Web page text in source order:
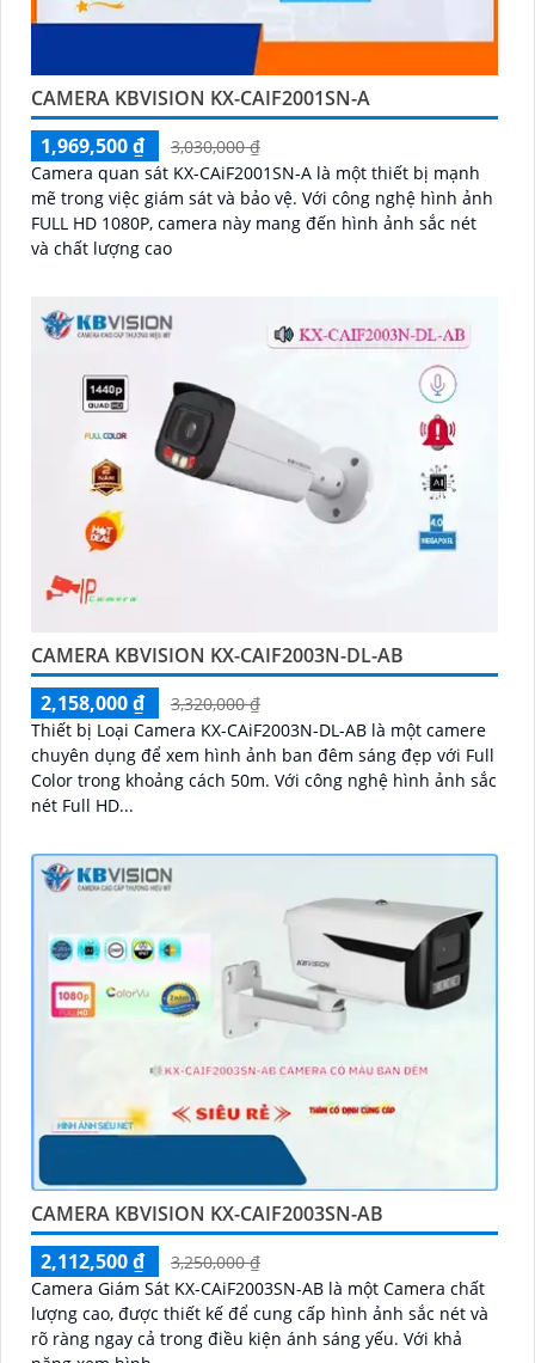
CAMERA KBVISION KX-CAIF2001SN-A
1,969,500 ₫
3,030,000 ₫
Camera quan sát KX-CAiF2001SN-A là một thiết bị mạnh
mẽ trong việc giám sát và bảo vệ. Với công nghệ hình ảnh
FULL HD 1080P, camera này mang đến hình ảnh sắc nét
và chất lượng cao
CAMERA KBVISION KX-CAIF2003N-DL-AB
2,158,000 ₫
3,320,000 ₫
Thiết bị Loại Camera KX-CAiF2003N-DL-AB là một camere
chuyên dụng để xem hình ảnh ban đêm sáng đẹp với Full
Color trong khoảng cách 50m. Với công nghệ hình ảnh sắc
nét Full HD...
CAMERA KBVISION KX-CAIF2003SN-AB
2,112,500 ₫
3,250,000 ₫
Camera Giám Sát KX-CAiF2003SN-AB là một Camera chất
lượng cao, được thiết kế để cung cấp hình ảnh sắc nét và
rõ ràng ngay cả trong điều kiện ánh sáng yếu. Với khả